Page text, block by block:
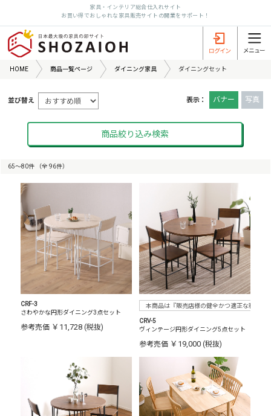
家具・インテリア総合仕入れサイト
お買い得でおしゃれな家具販売サイトの開業をサポート！
HOME 商品一覧ページ ダイニング家具 ダイニングセット
表示： バナー 写真
並び替え
商品絞り込み検索
65〜80件 （全 96件）
CRF-3
さわやかな円形ダイニング3点セット
参考売価 ￥11,728 (税抜)
本商品は『販売店様の健全かつ適正な利益確
CRV-5
ヴィンテージ円形ダイニング5点セット
参考売価 ￥19,000 (税抜)